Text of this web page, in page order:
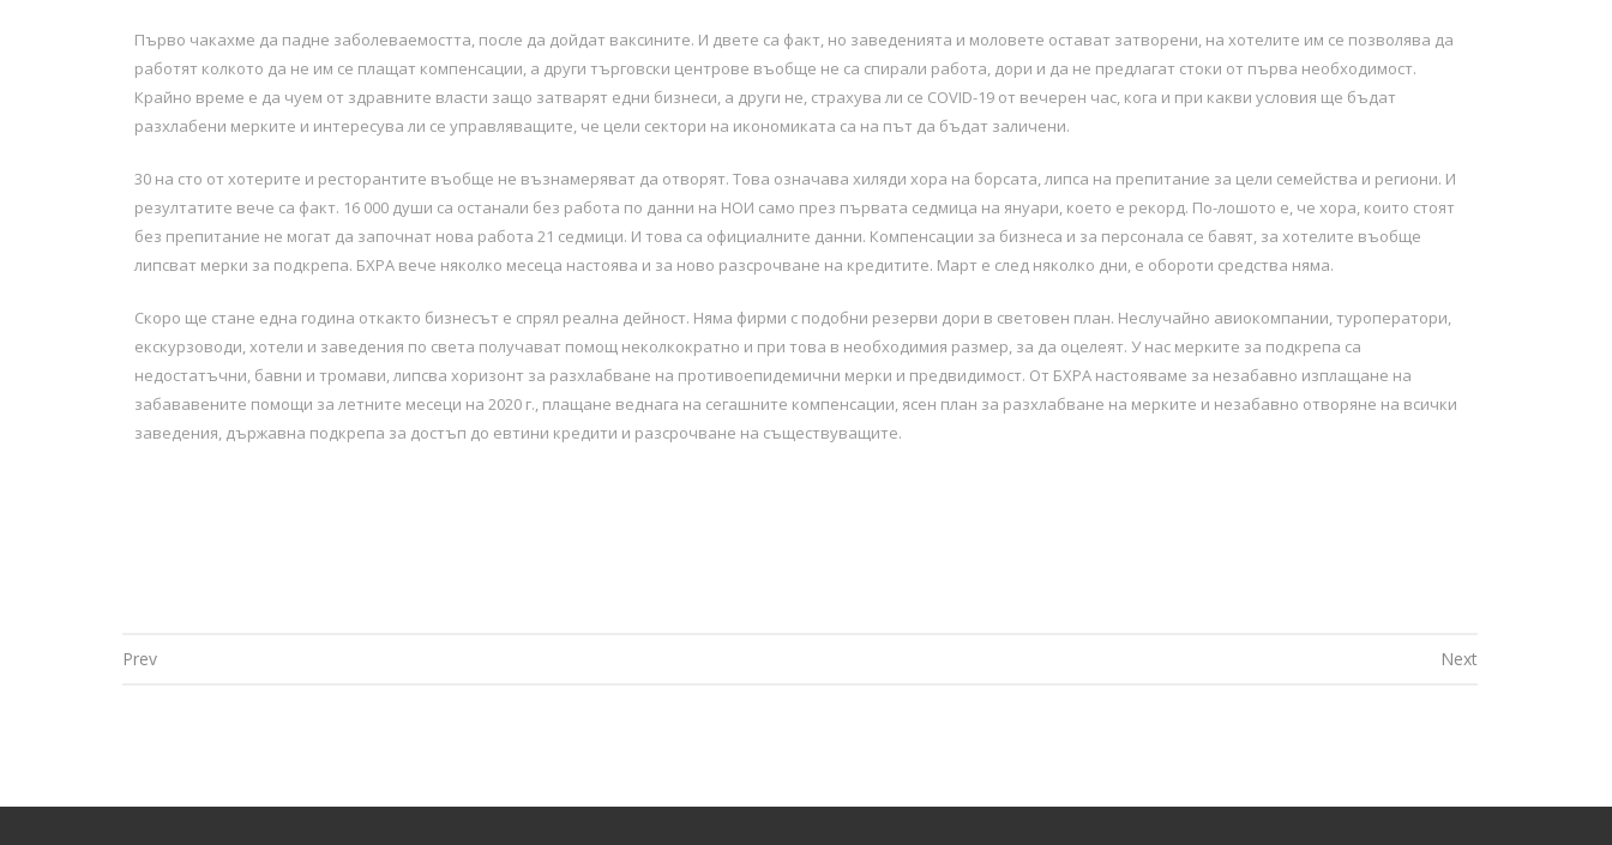
Първо чакахме да падне заболеваемостта, после да дойдат ваксините. И двете са факт, но заведенията и моловете остават затворени, на хотелите им се позволява да
работят колкото да не им се плащат компенсации, а други търговски центрове въобще не са спирали работа, дори и да не предлагат стоки от първа необходимост.
Крайно време е да чуем от здравните власти защо затварят едни бизнеси, а други не, страхува ли се COVID-19 от вечерен час, кога и при какви условия ще бъдат
разхлабени мерките и интересува ли се управляващите, че цели сектори на икономиката са на път да бъдат заличени.
30 на сто от хотерите и ресторантите въобще не възнамеряват да отворят. Това означава хиляди хора на борсата, липса на препитание за цели семейства и региони. И
резултатите вече са факт. 16 000 души са останали без работа по данни на НОИ само през първата седмица на януари, което е рекорд. По-лошото е, че хора, които стоят
без препитание не могат да започнат нова работа 21 седмици. И това са официалните данни. Компенсации за бизнеса и за персонала се бавят, за хотелите въобще
липсват мерки за подкрепа. БХРА вече няколко месеца настоява и за ново разсрочване на кредитите. Март е след няколко дни, е обороти средства няма.
Скоро ще стане една година откакто бизнесът е спрял реална дейност. Няма фирми с подобни резерви дори в световен план. Неслучайно авиокомпании, туроператори,
екскурзоводи, хотели и заведения по света получават помощ неколкократно и при това в необходимия размер, за да оцелеят. У нас мерките за подкрепа са
недостатъчни, бавни и тромави, липсва хоризонт за разхлабване на противоепидемични мерки и предвидимост. От БХРА настояваме за незабавно изплащане на
забававените помощи за летните месеци на 2020 г., плащане веднага на сегашните компенсации, ясен план за разхлабване на мерките и незабавно отворяне на всички
заведения, държавна подкрепа за достъп до евтини кредити и разсрочване на съществуващите.
Prev Next